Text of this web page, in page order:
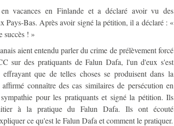
vacances en Finlande et a déclaré avoir vu des
Pays-Bas. Après avoir signé la pétition, il a déclaré : «
succès ! »
aient entendu parler du crime de prélèvement forcé
sur des pratiquants de Falun Dafa, l'un d'eux s'est
que de telles choses se produisent dans la
connaître des cas similaires de persécution en
pour les pratiquants et signé la pétition. Ils
à la pratique du Falun Dafa. Ils ont écouté
ce qu'est le Falun Dafa et comment le pratiquer.